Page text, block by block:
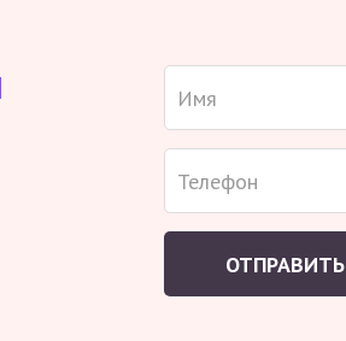
ОТПРАВИТЬ